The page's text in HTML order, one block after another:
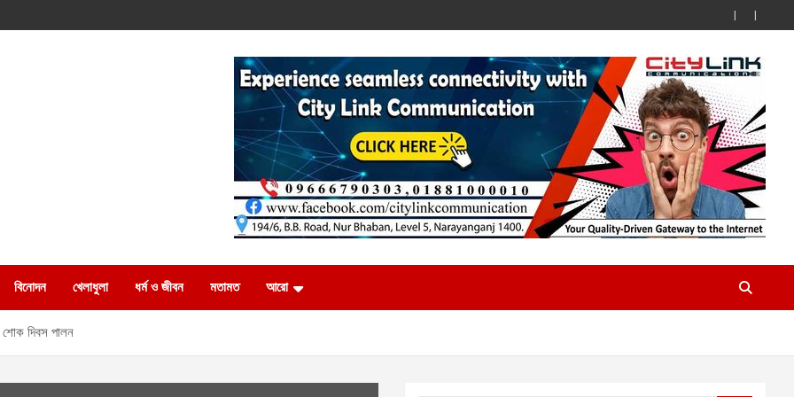
বিনোদন খেলাধুলা ধর্ম ও জীবন মতামত আরো
শোক দিবস পালন